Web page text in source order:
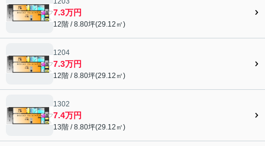
7.3万円
12階 / 8.80坪(29.12㎡)
1204
7.3万円
12階 / 8.80坪(29.12㎡)
1302
7.4万円
13階 / 8.80坪(29.12㎡)